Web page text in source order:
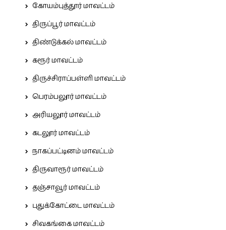
கோயம்புத்தூர் மாவட்டம்
திருப்பூர் மாவட்டம்
திண்டுக்கல் மாவட்டம்
கரூர் மாவட்டம்
திருச்சிராப்பள்ளி மாவட்டம்
பெரம்பலூர் மாவட்டம்
அரியலூர் மாவட்டம்
கடலூர் மாவட்டம்
நாகப்பட்டினம் மாவட்டம்
திருவாரூர் மாவட்டம்
தஞ்சாவூர் மாவட்டம்
புதுக்கோட்டை மாவட்டம்
சிவகங்கை மாவட்டம்